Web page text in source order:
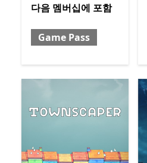
포함 포함 Game Pass
다음 멤버십에 포함
Game Pass